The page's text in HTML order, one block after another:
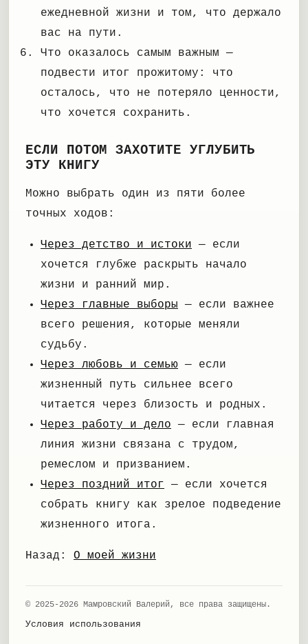
ежедневной жизни и том, что держало
вас на пути.
Что оказалось самым важным —
подвести итог прожитому: что
осталось, что не потеряло ценности,
что хочется сохранить.
ЕСЛИ ПОТОМ ЗАХОТИТЕ УГЛУБИТЬ
ЭТУ КНИГУ
Можно выбрать один из пяти более
точных ходов:
Через детство и истоки — если
хочется глубже раскрыть начало
жизни и ранний мир.
Через главные выборы — если важнее
всего решения, которые меняли
судьбу.
Через любовь и семью — если
жизненный путь сильнее всего
читается через близость и родных.
Через работу и дело — если главная
линия жизни связана с трудом,
ремеслом и призванием.
Через поздний итог — если хочется
собрать книгу как зрелое подведение
жизненного итога.
Назад: О моей жизни
© 2025-2026 Мамровский Валерий, все права защищены.
Условия использования